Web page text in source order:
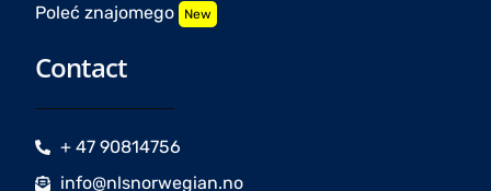
Poleć znajomego New
Contact
+ 47 90814756
info@nlsnorwegian.no